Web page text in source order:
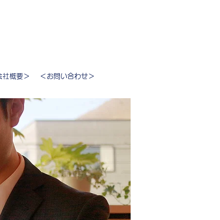
社概要＞ ＜お問い合わせ＞